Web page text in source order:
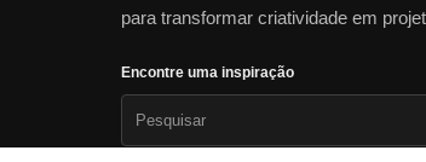
para transformar criatividade em
Encontre uma inspiração